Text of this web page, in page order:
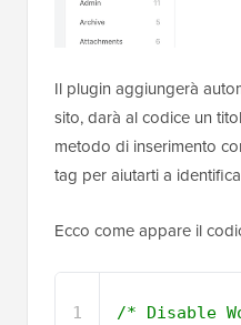
Il plugin aggiungerà
sito, darà al codice un
metodo di inserimento
tag per aiutarti a
Ecco come appare il
1
/* Disable